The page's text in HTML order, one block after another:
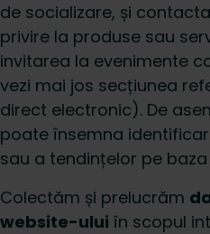
de socializare, și
privire la produse sau
invitarea la evenimente
vezi mai jos secțiunea
direct electronic). De
poate însemna
sau a tendințelor pe
Colectăm și prelucrăm
website-ului în scopul